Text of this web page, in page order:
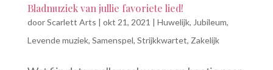
Bladmuziek van jullie favoriete lied!
doorScarlett Arts | okt 21, 2021 | Huwelijk, Jubileum,
Levende muziek, Samenspel, Strijkkwartet, Zakelijk